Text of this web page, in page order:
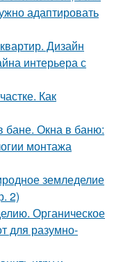
адаптировать
Дизайн
интерьера с
Как
бане. Окна в баню:
монтажа
земледелие
2)
Органическое
для разумно-